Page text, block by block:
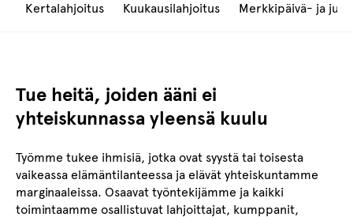
Kertalahjoitus Kuukausilahjoitus Merkkipäivä- ja
Tue heitä, joiden ääni ei
yhteiskunnassa yleensä kuulu
Työmme tukee ihmisiä, jotka ovat syystä tai toisesta
vaikeassa elämäntilanteessa ja elävät yhteiskuntamme
marginaaleissa. Osaavat työntekijämme ja kaikki
toimintaamme osallistuvat lahjoittajat, kumppanit,